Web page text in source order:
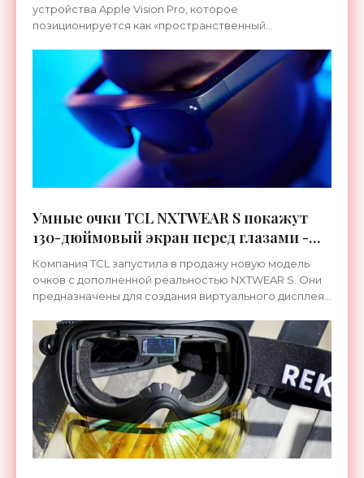
устройства Apple Vision Pro, которое
позиционируется как «пространственный
с расширенным функционалом.
Умные очки TCL NXTWEAR S покажут
130-дюймовый экран перед глазами -
«Гаджеты»
Компания TCL запустила в продажу новую модель
очков с дополненной реальностью NXTWEAR S. Они
предназначены для создания виртуального дисплея
виден